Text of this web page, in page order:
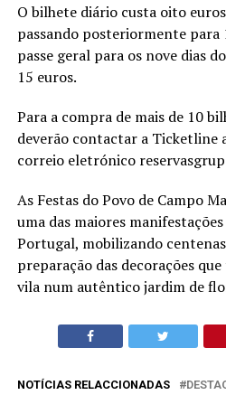
O bilhete diário custa oito
passando posteriormente para
passe geral para os nove dias
15 euros.
Para a compra de mais de 10
deverão contactar a Ticketline
correio eletrónico
As Festas do Povo de Campo
uma das maiores
Portugal, mobilizando
preparação das decorações
vila num autêntico jardim de
NOTÍCIAS RELACCIONADAS